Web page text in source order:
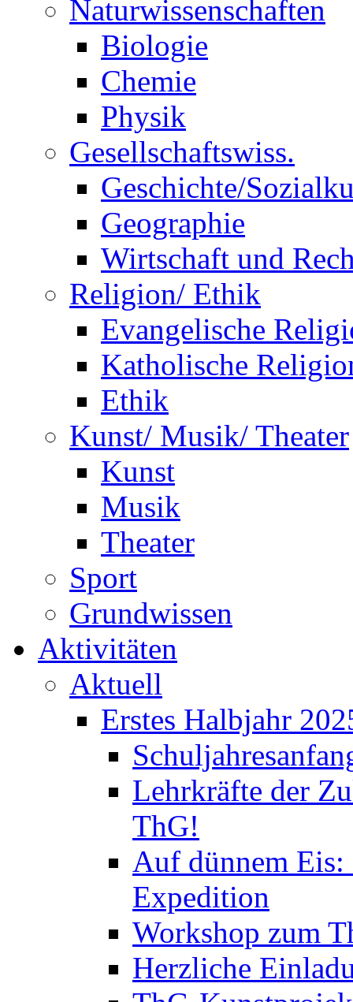
Naturwissenschaften
Biologie
Chemie
Physik
Gesellschaftswiss.
Geschichte/
Geographie
Wirtschaft und
Religion/ Ethik
Evangelische
Katholische
Ethik
Kunst/ Musik/ Theater
Kunst
Musik
Theater
Sport
Grundwissen
Aktivitäten
Aktuell
Erstes Halbjahr
Lehrkräfte der
ThG!
Auf dünnem
Expedition
Workshop zum
Herzliche